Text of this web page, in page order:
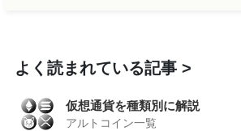
よく読まれている記事
仮想通貨を種類別に解説
アルトコイン一覧